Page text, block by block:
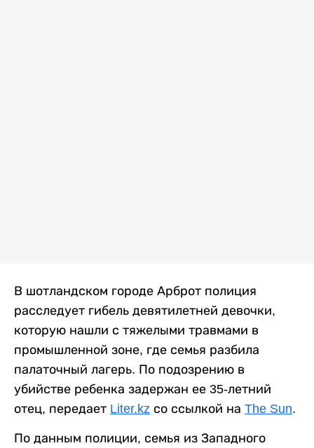
В шотландском городе Арброт полиция
расследует гибель девятилетней девочки,
которую нашли с тяжелыми травмами в
промышленной зоне, где семья разбила
палаточный лагерь. По подозрению в
убийстве ребенка задержан ее 35-летний
отец, передает Liter.kz со ссылкой на The Sun.
По данным полиции, семья из Западного